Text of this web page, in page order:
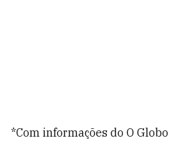
*Com informações do O Globo